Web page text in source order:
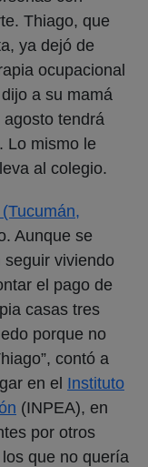
Thiago, que
ya dejó de
ocupacional
a su mamá
tendrá
Lo mismo le
al colegio.
Aunque se
seguir viviendo
el pago de
casas tres
porque no
contó a
en el Instituto
(INPEA), en
por otros
que no quería